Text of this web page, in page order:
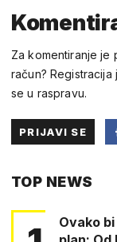
Za komentiranje je
račun?
se u raspravu.
PRIJAVI SE
TOP NEWS
Ovako